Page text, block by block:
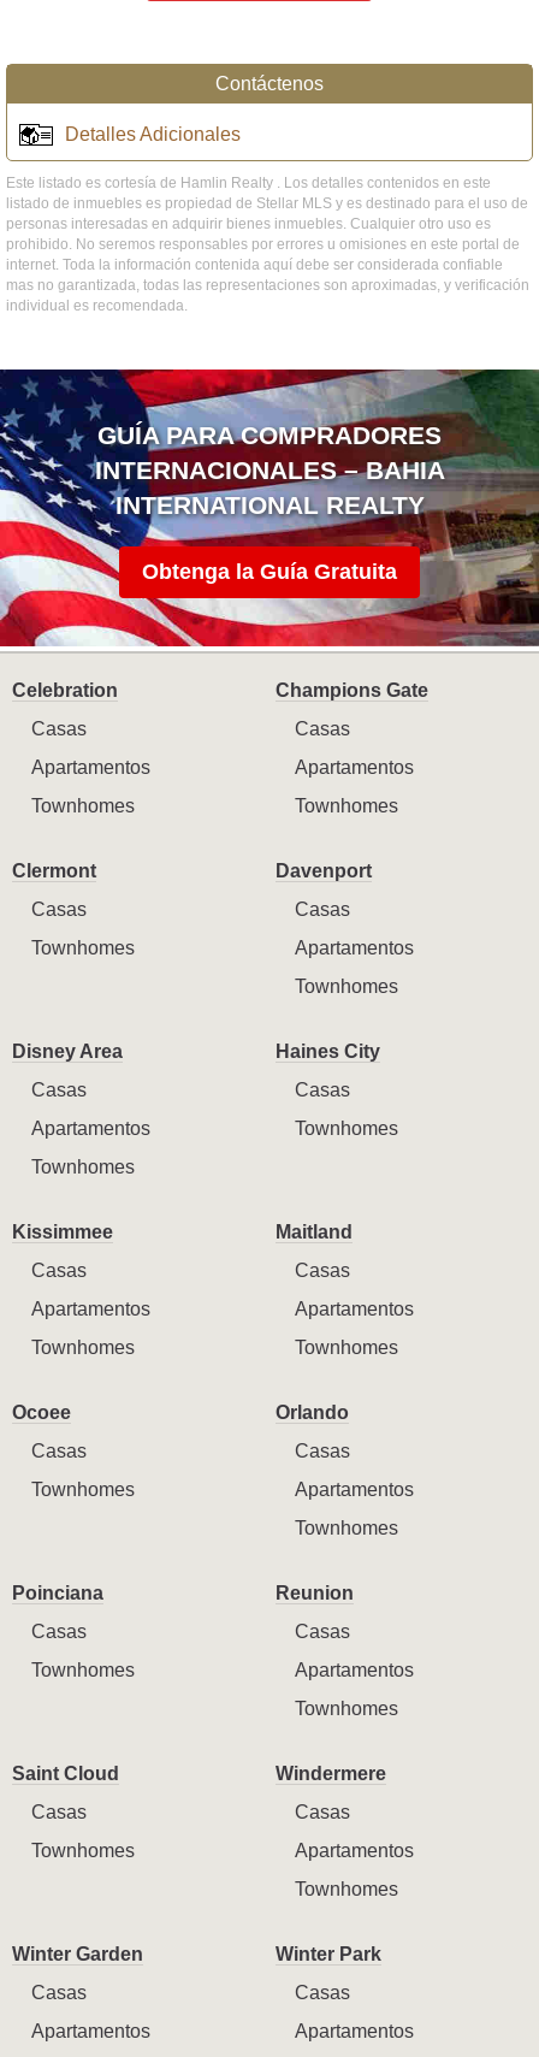
Contáctenos
Detalles Adicionales
Este listado es cortesía de Hamlin Realty . Los detalles contenidos en este
listado de inmuebles es propiedad de Stellar MLS y es destinado para el uso de
personas interesadas en adquirir bienes inmuebles. Cualquier otro uso es
prohibido. No seremos responsables por errores u omisiones en este portal de
internet. Toda la información contenida aquí debe ser considerada confiable
mas no garantizada, todas las representaciones son aproximadas, y verificación
individual es recomendada.
GUÍA PARA COMPRADORES
INTERNACIONALES – BAHIA
INTERNATIONAL REALTY
Obtenga la Guía Gratuita
Celebration
Casas
Apartamentos
Townhomes
Champions Gate
Casas
Apartamentos
Townhomes
Clermont
Casas
Townhomes
Davenport
Casas
Apartamentos
Townhomes
Disney Area
Casas
Apartamentos
Townhomes
Haines City
Casas
Townhomes
Kissimmee
Casas
Apartamentos
Townhomes
Maitland
Casas
Apartamentos
Townhomes
Ocoee
Casas
Townhomes
Orlando
Casas
Apartamentos
Townhomes
Poinciana
Casas
Townhomes
Reunion
Casas
Apartamentos
Townhomes
Saint Cloud
Casas
Townhomes
Windermere
Casas
Apartamentos
Townhomes
Winter Garden
Casas
Apartamentos
Winter Park
Casas
Apartamentos